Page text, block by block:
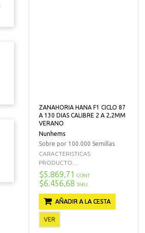
ZANAHORIA HANA F1 CICLO 87
A 130 DIAS CALIBRE 2 A 2,2MM
VERANO
Nunhems
Sobre por 100.000 Semillas
CARACTERISTICAS
PRODUCTO:...
$5.869,71 CONT
$6.456,68 TARJ
AÑADIR A LA CESTA
VER